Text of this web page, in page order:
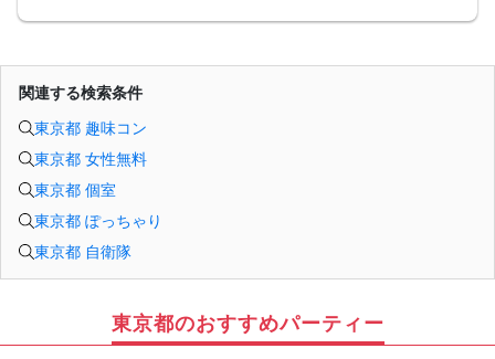
関連する検索条件
東京都 趣味コン
東京都 女性無料
東京都 個室
東京都 ぽっちゃり
東京都 自衛隊
東京都のおすすめパーティー